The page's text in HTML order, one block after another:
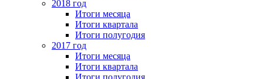
2018 год
Итоги месяца
Итоги квартала
Итоги полугодия
2017 год
Итоги месяца
Итоги квартала
Итоги полугодия